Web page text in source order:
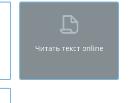
Читать текст online